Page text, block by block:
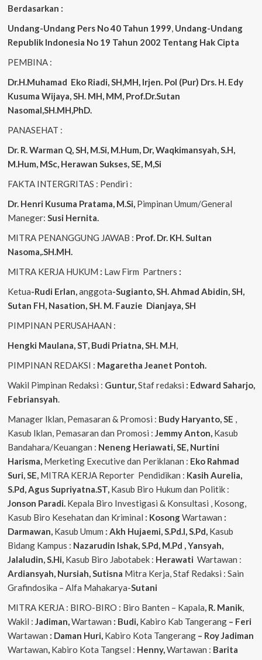
Berdasarkan :
Undang-Undang Pers No 40 Tahun 1999, Undang-Undang
Republik Indonesia No 19 Tahun 2002 Tentang Hak Cipta
PEMBINA :
Dr.H.Muhamad Eko Riadi, SH,MH, Irjen. Pol (Pur) Drs. H. Edy
Kusuma Wijaya, SH. MH, MM, Prof.Dr.Sutan
Nasomal,SH.MH,PhD.
PANASEHAT :
Dr. R. Warman Q, SH, M.Si, M.Hum, Dr, Waqkimansyah, S.H,
M.Hum, MSc, Herawan Sukses, SE, M,Si
FAKTA INTERGRITAS : Pendiri :
Dr. Henri Kusuma Pratama, M.Si, Pimpinan Umum/General
Maneger: Susi Hernita.
MITRA PENANGGUNG JAWAB : Prof. Dr. KH. Sultan
Nasoma,.SH.MH.
MITRA KERJA HUKUM : Law Firm Partners :
Ketua-Rudi Erlan,anggota-Sugianto, SH. Ahmad Abidin, SH,
Sutan FH, Nasation, SH. M. Fauzie Dianjaya, SH
PIMPINAN PERUSAHAAN :
Hengki Maulana, ST, Budi Priatna, SH. M.H,
PIMPINAN REDAKSI : Magaretha Jeanet Pontoh.
Wakil Pimpinan Redaksi : Guntur,Staf redaksi : Edward Saharjo,
Febriansyah.
Manager Iklan, Pemasaran & Promosi : Budy Haryanto, SE ,
Kasub Iklan, Pemasaran dan Promosi : Jemmy Anton, Kasub
Bandahara/Keuangan : Neneng Heriawati, SE, Nurtini
Harisma, Merketing Executive dan Periklanan : Eko Rahmad
Suri, SE, MITRA KERJA Reporter Pendidikan : Kasih Aurelia,
S.Pd, AgusSupriyatna.ST, Kasub Biro Hukum dan Politik :
Jonson Paradi. Kepala Biro Investigasi & Konsultasi , Kosong,
Kasub Biro Kesehatan dan Kriminal : KosongWartawan :
Darmawan, Kasub Umum : Akh Hujaemi, S.Pd.I, S.Pd, Kasub
Bidang Kampus : Nazarudin Ishak, S.Pd, M.Pd , Yansyah,
Jalaludin, S.Hi, Kasub Biro Jabotabek : Herawati Wartawan :
Ardiansyah, Nursiah, Sutisna Mitra Kerja, Staf Redaksi : Sain
Grafindosika – Alfa Mahakarya-Sutani
MITRA KERJA : BIRO-BIRO : Biro Banten – Kapala, R. Manik,
Wakil : Jadiman,Wartawan : Budi, Kabiro Kab Tangerang– Feri
Wartawan : Daman Huri, Kabiro Kota Tangerang– Roy Jadiman
Wartawan, Kabiro Kota Tangsel : Henny,Wartawan : Barita